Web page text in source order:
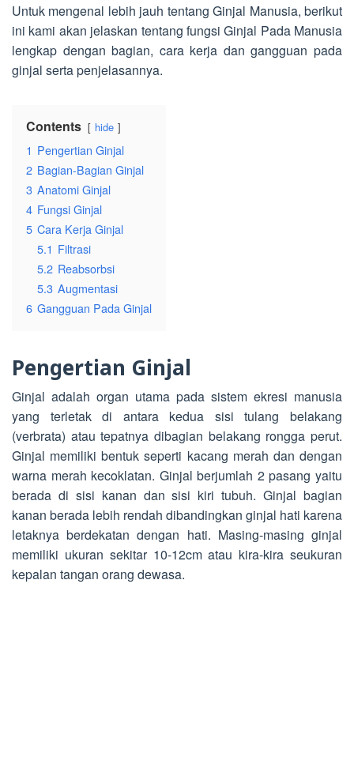
Untuk mengenal lebih jauh tentang Ginjal Manusia, berikut
ini kami akan jelaskan tentang fungsi Ginjal Pada Manusia
lengkap dengan bagian, cara kerja dan gangguan pada
ginjal serta penjelasannya.
Contents hide
1 Pengertian Ginjal
2 Bagian-Bagian Ginjal
3 Anatomi Ginjal
4 Fungsi Ginjal
5 Cara Kerja Ginjal
5.1 Filtrasi
5.2 Reabsorbsi
5.3 Augmentasi
6 Gangguan Pada Ginjal
Pengertian Ginjal
Ginjal adalah organ utama pada sistem ekresi manusia
yang terletak di antara kedua sisi tulang belakang
(verbrata) atau tepatnya dibagian belakang rongga perut.
Ginjal memiliki bentuk seperti kacang merah dan dengan
warna merah kecoklatan. Ginjal berjumlah 2 pasang yaitu
berada di sisi kanan dan sisi kiri tubuh. Ginjal bagian
kanan berada lebih rendah dibandingkan ginjal hati karena
letaknya berdekatan dengan hati. Masing-masing ginjal
memiliki ukuran sekitar 10-12cm atau kira-kira seukuran
kepalan tangan orang dewasa.